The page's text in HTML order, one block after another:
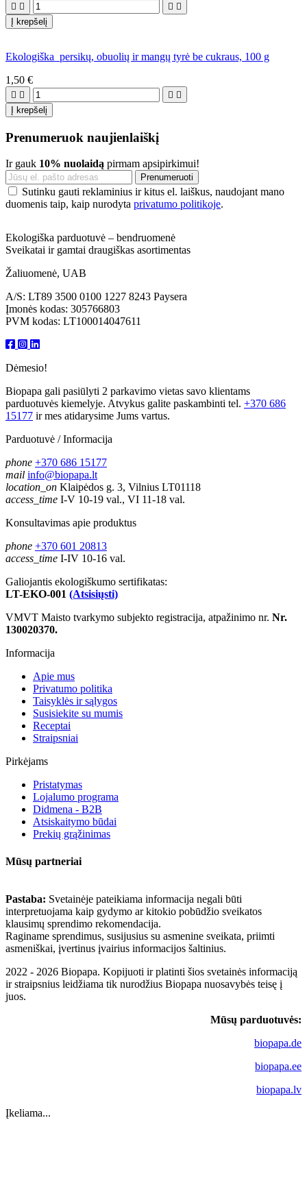
   
Į krepšelį
Ekologiška persikų, obuolių ir mangų tyrė be cukraus, 100 g
1,50 €
   
Į krepšelį
Prenumeruok naujienlaiškį
Ir gauk 10% nuolaidą pirmam apsipirkimui!
Sutinku gauti reklaminius ir kitus el. laiškus, naudojant mano
duomenis taip, kaip nurodyta privatumo politikoje.
Ekologiška parduotuvė – bendruomenė
Sveikatai ir gamtai draugiškas asortimentas
Žaliuomenė, UAB
A/S: LT89 3500 0100 1227 8243 Paysera
Įmonės kodas: 305766803
PVM kodas: LT100014047611
Dėmesio!
Biopapa gali pasiūlyti 2 parkavimo vietas savo klientams
parduotuvės kiemelyje. Atvykus galite paskambinti tel. +370 686
15177 ir mes atidarysime Jums vartus.
Parduotuvė / Informacija
phone +370 686 15177
mail info@biopapa.lt
location_on Klaipėdos g. 3, Vilnius LT01118
access_time I-V 10-19 val., VI 11-18 val.
Konsultavimas apie produktus
phone +370 601 20813
access_time I-IV 10-16 val.
Galiojantis ekologiškumo sertifikatas:
LT-EKO-001 (Atsisiųsti)
VMVT Maisto tvarkymo subjekto registracija, atpažinimo nr. Nr.
130020370.
Informacija
Apie mus
Privatumo politika
Taisyklės ir sąlygos
Susisiekite su mumis
Receptai
Straipsniai
Pirkėjams
Pristatymas
Lojalumo programa
Didmena - B2B
Atsiskaitymo būdai
Prekių grąžinimas
Mūsų partneriai
Pastaba: Svetainėje pateikiama informacija negali būti
interpretuojama kaip gydymo ar kitokio pobūdžio sveikatos
klausimų sprendimo rekomendacija.
Raginame sprendimus, susijusius su asmenine sveikata, priimti
asmeniškai, įvertinus įvairius informacijos šaltinius.
2022 - 2026 Biopapa. Kopijuoti ir platinti šios svetainės informaciją
ir straipsnius leidžiama tik nurodžius Biopapa nuosavybės teisę į
juos.
Mūsų parduotuvės:
biopapa.de
biopapa.ee
biopapa.lv
Įkeliama...